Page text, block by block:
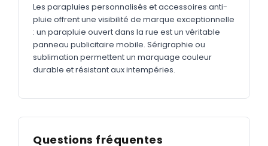
Les parapluies personnalisés et accessoires anti-
pluie offrent une visibilité de marque exceptionnelle
: un parapluie ouvert dans la rue est un véritable
panneau publicitaire mobile. Sérigraphie ou
sublimation permettent un marquage couleur
durable et résistant aux intempéries.
Questions fréquentes